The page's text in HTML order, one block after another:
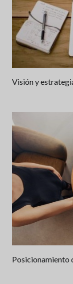
Visión y
Posicionamiento